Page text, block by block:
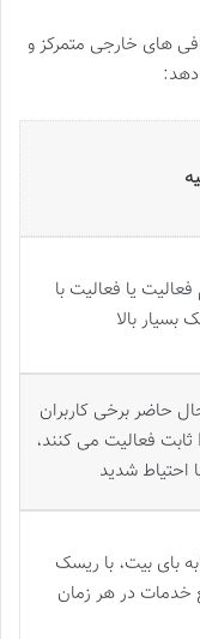
های خارجی متمرکز و
دهد:
یا فعالیت با
بسیار بالا
حاضر برخی کاربران
با IP ثابت فعالیت می کنند،
احتیاط شدید
بای بیت، با ریسک
خدمات در هر زمان